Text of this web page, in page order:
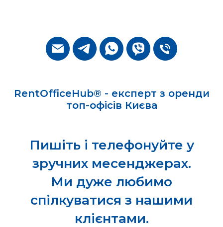
RentOfficeHub® - експерт з оренди
топ-офісів Києва
Пишіть і телефонуйте у
зручних месенджерах.
Ми дуже любимо
спілкуватися з нашими
клієнтами.